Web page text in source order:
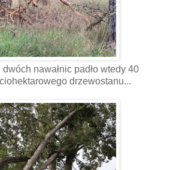
nawałnic padło wtedy 40
drzewostanu...